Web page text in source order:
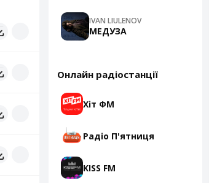
IVAN LIULENOV
МЕДУЗА
Онлайн радіостанції
Хіт ФМ
Радіо П'ятниця
KISS FM